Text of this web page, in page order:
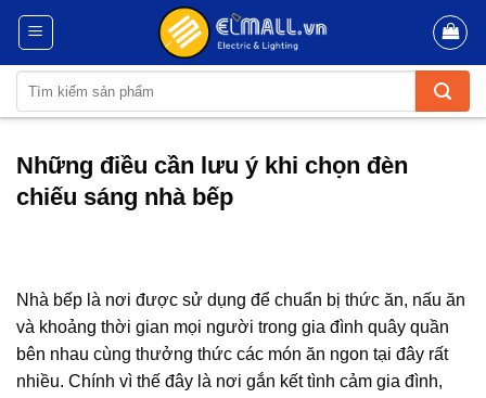
Skip
content
kiếm:
Những điều cần lưu ý khi chọn đèn
chiếu sáng nhà bếp
Nhà bếp là nơi được sử dụng để chuẩn bị thức ăn, nấu ăn
và khoảng thời gian mọi người trong gia đình quây quần
bên nhau cùng thưởng thức các món ăn ngon tại đây rất
nhiều. Chính vì thế đây là nơi gắn kết tình cảm gia đình,